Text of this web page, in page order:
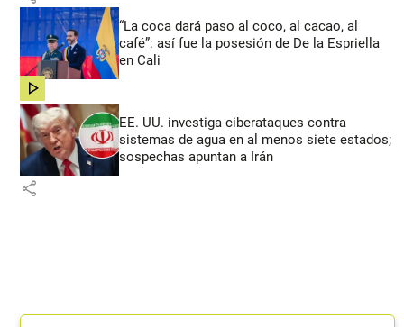
“La coca dará paso al coco, al cacao, al
café”: así fue la posesión de De la Espriella
en Cali
share
EE. UU. investiga ciberataques contra
sistemas de agua en al menos siete estados;
sospechas apuntan a Irán
share